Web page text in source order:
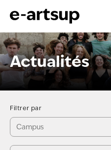
Aller
au
contenu
Actualités
Filtrer par
Campus